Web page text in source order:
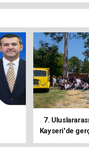
7.
Kayseri'de